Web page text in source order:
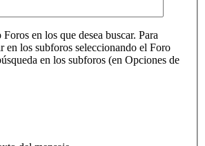
en los que desea buscar. Para
en los subforos seleccionando el Foro
en los subforos (en Opciones de